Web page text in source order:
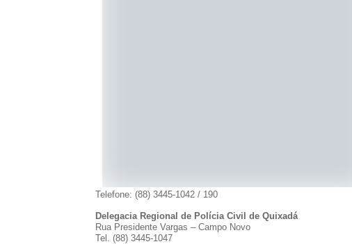
Telefone: (88) 3445-1042 / 190
Delegacia Regional de Polícia Civil de Quixadá
Rua Presidente Vargas – Campo Novo
Tel. (88) 3445-1047